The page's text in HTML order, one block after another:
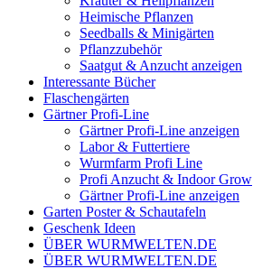
Heimische Pflanzen
Seedballs & Minigärten
Pflanzzubehör
Saatgut & Anzucht anzeigen
Interessante Bücher
Flaschengärten
Gärtner Profi-Line
Gärtner Profi-Line anzeigen
Labor & Futtertiere
Wurmfarm Profi Line
Profi Anzucht & Indoor Grow
Gärtner Profi-Line anzeigen
Garten Poster & Schautafeln
Geschenk Ideen
ÜBER WURMWELTEN.DE
ÜBER WURMWELTEN.DE